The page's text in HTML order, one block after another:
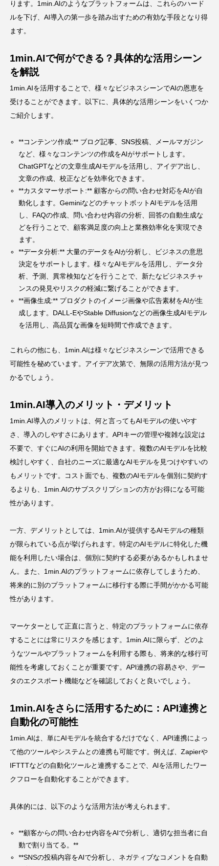
ります。1min.AIのようなプラットフォームは、これらのハード
ルを下げ、AI導入の第一歩を踏み出すための有効な手段となり得
ます。
1min.AIで何ができる？具体的な活用シーン
を解説
1min.AIを活用することで、様々なビジネスシーンでAIの恩恵を
受けることができます。以下に、具体的な活用シーンをいくつか
ご紹介します。
**コンテンツ作成:** ブログ記事、SNS投稿、メールマガジン
など、様々なコンテンツの作成をAIがサポートします。
ChatGPTなどの文章生成AIモデルを活用し、アイデア出し、
文章の作成、校正などを効率化できます。
**カスタマーサポート:** 顧客からの問い合わせ対応をAIが自
動化します。GeminiなどのチャットボットAIモデルを活用
し、FAQの作成、問い合わせ内容の分析、回答の自動生成な
どを行うことで、顧客満足度の向上と業務効率化を実現でき
ます。
**データ分析:** 大量のデータをAIが分析し、ビジネスの意思
決定をサポートします。様々なAIモデルを活用し、データ分
析、予測、異常検知などを行うことで、新たなビジネスチャ
ンスの発見やリスクの軽減に繋げることができます。
**画像生成:** プロダクトのイメージ画像や広告素材をAIが生
成します。DALL-EやStable Diffusionなどの画像生成AIモデル
を活用し、高品質な画像を短時間で作成できます。
これらの他にも、1min.AIは様々なビジネスシーンで活用できる
可能性を秘めています。アイデア次第で、無限の活用方法が見つ
かるでしょう。
1min.AI導入のメリット・デメリット
1min.AI導入のメリットは、何と言ってもAIモデルの使いやす
さ、導入のしやすさにあります。APIキーの管理や複雑な設定は
不要で、すぐにAIの利用を開始できます。複数のAIモデルを比較
検討しやすく、自社のニーズに最適なAIモデルを見つけやすいの
もメリットです。コスト面でも、複数のAIモデルを個別に契約す
るよりも、1min.AIのサブスクリプションの方がお得になる可能
性があります。
一方、デメリットとしては、1min.AIが提供するAIモデルの種類
が限られている点が挙げられます。特定のAIモデルに特化した機
能を利用したい場合は、個別に契約する必要があるかもしれませ
ん。また、1min.AIのプラットフォームに依存してしまうため、
将来的に別のプラットフォームに移行する際に手間がかかる可能
性があります。
マーケターとして正直に言うと、特定のプラットフォームに依存
することには常にリスクを感じます。1min.AIに限らず、どのよ
うなツールやプラットフォームを利用する際も、将来的な移行可
能性を考慮しておくことが重要です。API連携の容易さや、デー
タのエクスポート機能などを確認しておくと良いでしょう。
1min.AIをさらに活用するために：API連携と
自動化の可能性
1min.AIは、単にAIモデルを統合するだけでなく、API連携によっ
て他のツールやシステムとの連携も可能です。例えば、Zapierや
IFTTTなどの自動化ツールと連携することで、AIを活用したワー
クフローを自動化することができます。
具体的には、以下のような活用方法が考えられます。
**顧客からの問い合わせ内容をAIで分析し、適切な担当者に自
動で割り当てる。**
**SNSの投稿内容をAIで分析し、ネガティブなコメントを自動